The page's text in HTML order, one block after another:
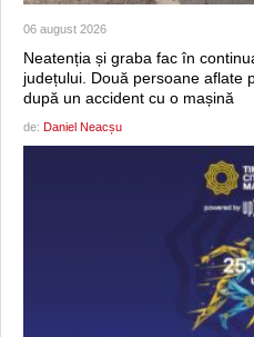
06 august 2026
Neatenția și graba fac în
județului. Două persoane aflate
după un accident cu o mașină
de: Daniel Neacșu